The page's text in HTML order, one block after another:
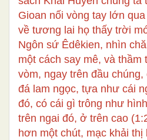
Gioan nối vòng tay lớn
về tương lai họ thấy trời
Ngôn sứ Êdêkien, nhìn
một cách say mê, và thầm
vòm, ngay trên đầu
đá lam ngọc, tựa như cái
đó, có cái gì trông như
trên ngai đó, ở trên cao
hơn một chút, mạc khải thị